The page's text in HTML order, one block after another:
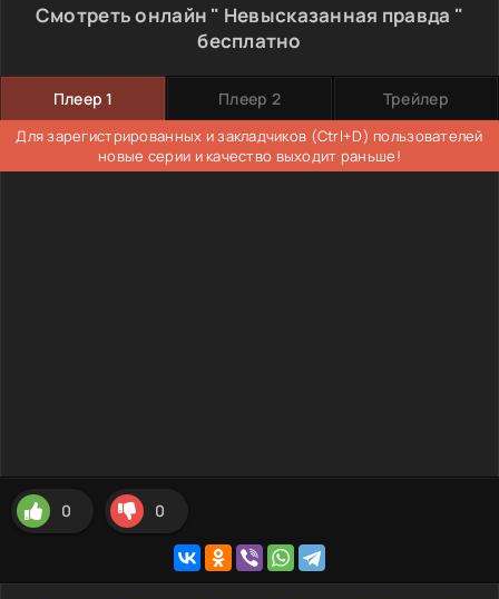
Смотреть онлайн " Невысказанная правда "
бесплатно
Плеер 1 Плеер 2 Трейлер
Для зарегистрированных и закладчиков (Ctrl+D) пользователей
новые серии и качество выходит раньше!
0 0